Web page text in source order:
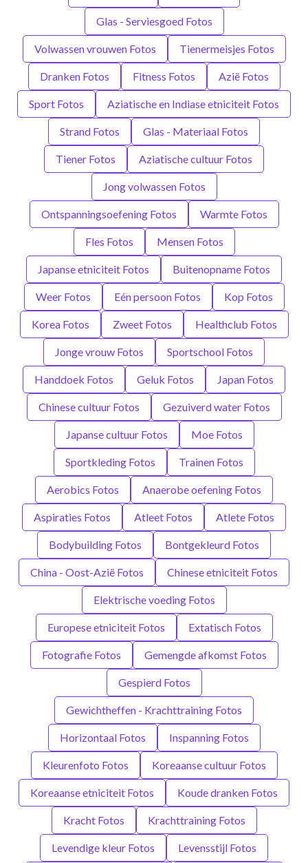
Glas - Serviesgoed Fotos
Volwassen vrouwen Fotos Tienermeisjes Fotos
Dranken Fotos Fitness Fotos Azië Fotos
Sport Fotos Aziatische en Indiase etniciteit Fotos
Strand Fotos Glas - Materiaal Fotos
Tiener Fotos Aziatische cultuur Fotos
Jong volwassen Fotos
Ontspanningsoefening Fotos Warmte Fotos
Fles Fotos Mensen Fotos
Japanse etniciteit Fotos Buitenopname Fotos
Weer Fotos Eén persoon Fotos Kop Fotos
Korea Fotos Zweet Fotos Healthclub Fotos
Jonge vrouw Fotos Sportschool Fotos
Handdoek Fotos Geluk Fotos Japan Fotos
Chinese cultuur Fotos Gezuiverd water Fotos
Japanse cultuur Fotos Moe Fotos
Sportkleding Fotos Trainen Fotos
Aerobics Fotos Anaerobe oefening Fotos
Aspiraties Fotos Atleet Fotos Atlete Fotos
Bodybuilding Fotos Bontgekleurd Fotos
China - Oost-Azië Fotos Chinese etniciteit Fotos
Elektrische voeding Fotos
Europese etniciteit Fotos Extatisch Fotos
Fotografie Fotos Gemengde afkomst Fotos
Gespierd Fotos
Gewichtheffen - Krachttraining Fotos
Horizontaal Fotos Inspanning Fotos
Kleurenfoto Fotos Koreaanse cultuur Fotos
Koreaanse etniciteit Fotos Koude dranken Fotos
Kracht Fotos Krachttraining Fotos
Levendige kleur Fotos Levensstijl Fotos